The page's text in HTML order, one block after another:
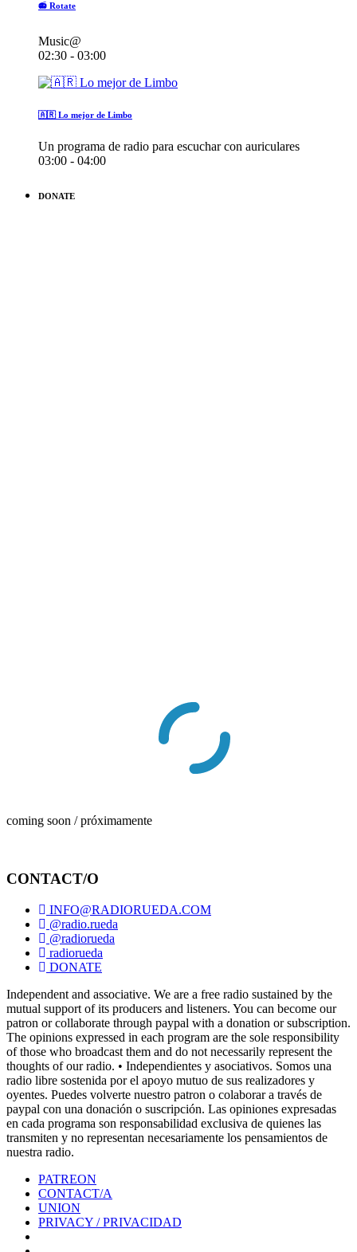
📻 Rotate
Music@
02:30 - 03:00
🇦🇷 Lo mejor de Limbo
Un programa de radio para escuchar con auriculares
03:00 - 04:00
DONATE
coming soon / próximamente
CONTACT/O
INFO@RADIORUEDA.COM
@radio.rueda
@radiorueda
radiorueda
DONATE
Independent and associative. We are a free radio sustained by the
mutual support of its producers and listeners. You can become our
patron or collaborate through paypal with a donation or subscription.
The opinions expressed in each program are the sole responsibility
of those who broadcast them and do not necessarily represent the
thoughts of our radio. • Independientes y asociativos. Somos una
radio libre sostenida por el apoyo mutuo de sus realizadores y
oyentes. Puedes volverte nuestro patron o colaborar a través de
paypal con una donación o suscripción. Las opiniones expresadas
en cada programa son responsabilidad exclusiva de quienes las
transmiten y no representan necesariamente los pensamientos de
nuestra radio.
PATREON
CONTACT/A
UNION
PRIVACY / PRIVACIDAD